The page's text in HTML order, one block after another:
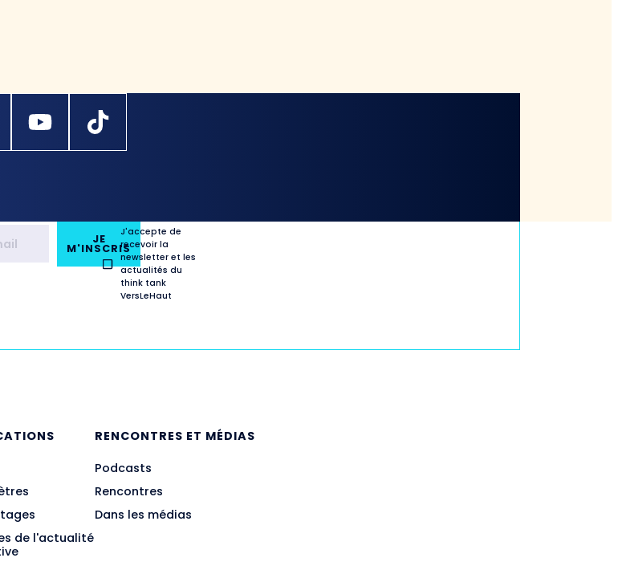
JE
M'INSCRIS
J'accepte de
recevoir la
newsletter et les
actualités du
think tank
VersLeHaut
de l'actualité
RENCONTRES ET MÉDIAS
Podcasts
Rencontres
Dans les médias